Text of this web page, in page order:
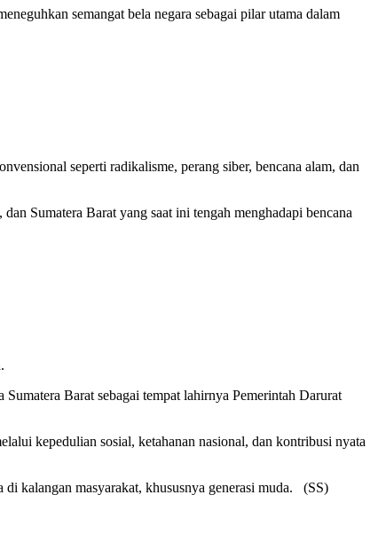
semangat bela negara sebagai pilar utama dalam
seperti radikalisme, perang siber, bencana alam, dan
Sumatera Barat yang saat ini tengah menghadapi bencana
Barat sebagai tempat lahirnya Pemerintah Darurat
kepedulian sosial, ketahanan nasional, dan kontribusi nyata
di kalangan masyarakat, khususnya generasi muda. (SS)